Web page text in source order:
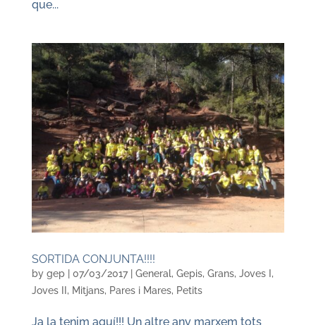
que...
SORTIDA CONJUNTA!!!!
by gep| 07/03/2017| General, Gepis, Grans, Joves I ,
Joves II , Mitjans, Pares i Mares, Petits
Ja la tenim aquí!!! Un altre any marxem tots